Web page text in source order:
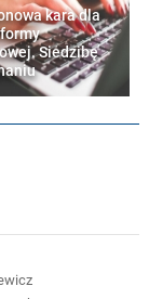
kara dla
Siedzibę